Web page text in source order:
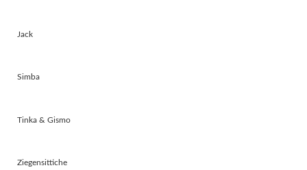
Jack
Simba
Tinka & Gismo
Ziegensittiche